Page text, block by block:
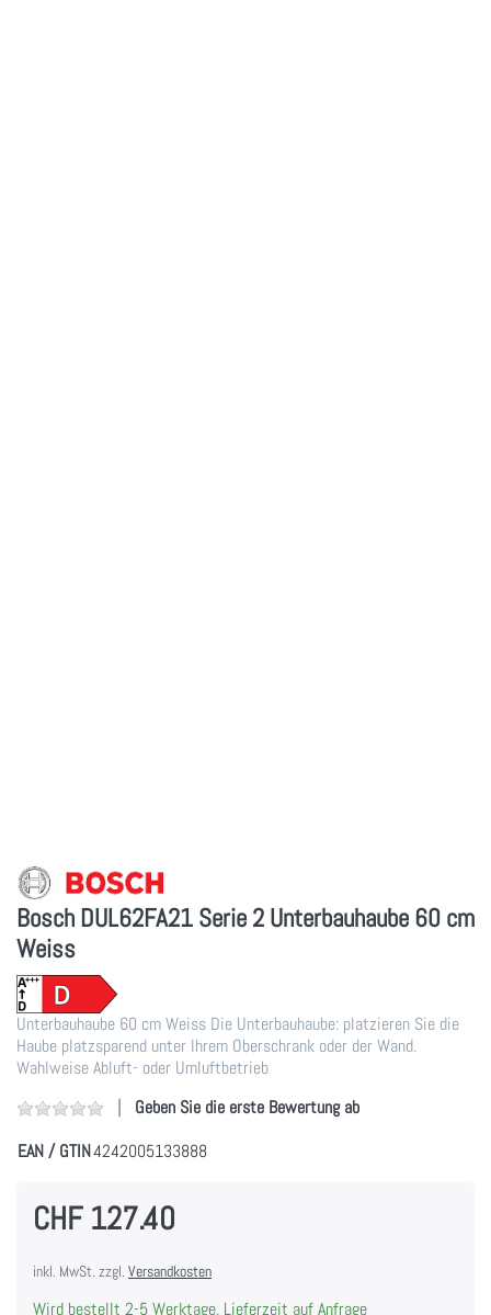
Bosch DUL62FA21 Serie 2 Unterbauhaube 60 cm
Weiss
Unterbauhaube 60 cm Weiss Die Unterbauhaube: platzieren Sie die
Haube platzsparend unter Ihrem Oberschrank oder der Wand.
Wahlweise Abluft- oder Umluftbetrieb
Geben Sie die erste Bewertung ab
EAN / GTIN4242005133888
CHF 127.40
inkl. MwSt. zzgl. Versandkosten
Wird bestellt 2-5 Werktage, Lieferzeit auf Anfrage